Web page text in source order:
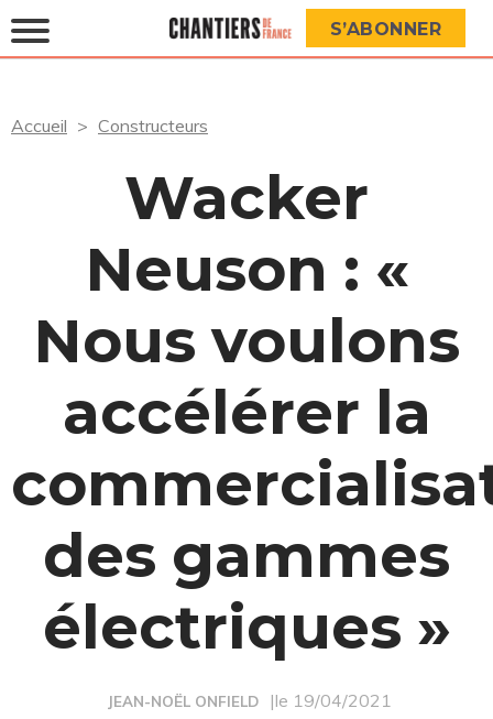
S’ABONNER
Accueil Constructeurs
Wacker
Neuson : «
Nous voulons
accélérer la
des gammes
électriques »
JEAN-NOËL ONFIELD |le 19/04/2021